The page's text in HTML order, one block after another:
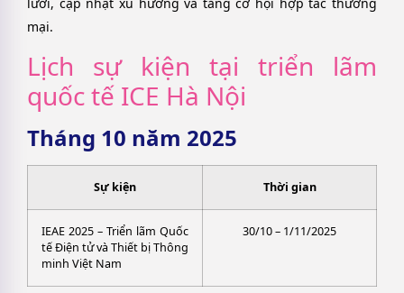
mại.
Lịch sự kiện tại triển lãm
quốc tế ICE Hà Nội
Tháng 10 năm 2025
Sự kiện Thời gian
IEAE 2025 – Triển lãm Quốc
tế Điện tử và Thiết bị Thông
minh Việt Nam
30/10 – 1/11/2025